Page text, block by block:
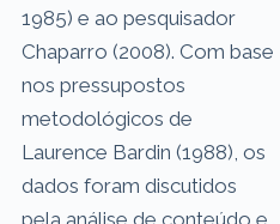
1985) e ao pesquisador
Chaparro (2008). Com base
nos pressupostos
metodológicos de
Laurence Bardin (1988), os
dados foram discutidos
pela análise de conteúdo e